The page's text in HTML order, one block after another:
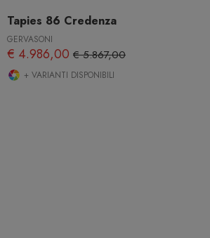
Tapies 86 Credenza
GERVASONI
€ 4.986,00 € 5.867,00
+ VARIANTI DISPONIBILI